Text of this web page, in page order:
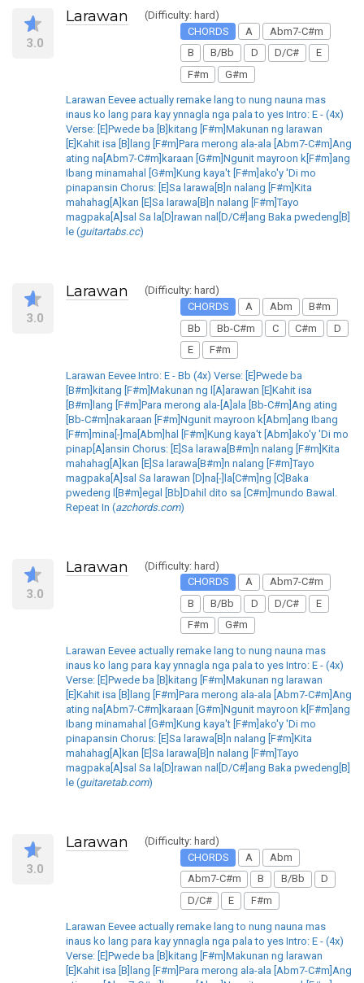
3.0
Larawan
(Difficulty: hard)
CHORDS
A
Abm7-C#m
B
B/Bb D D/C#
E
F#m
G#m
Larawan Eevee actually remake lang to nung nauna mas
inaus ko lang para kay ynnagla nga pala to yes Intro: E - (4x)
Verse: [E]Pwede ba [B]kitang [F#m]Makunan ng larawan
[E]Kahit isa [B]lang [F#m]Para merong ala-ala [Abm7-C#m]Ang
ating na[Abm7-C#m]karaan [G#m]Ngunit mayroon k[F#m]ang
Ibang minamahal [G#m]Kung kaya't [F#m]ako'y 'Di mo
pinapansin Chorus: [E]Sa larawa[B]n nalang [F#m]Kita
mahahag[A]kan [E]Sa larawa[B]n nalang [F#m]Tayo
magpaka[A]sal Sa la[D]rawan nal[D/C#]ang Baka pwedeng[B]
le (guitartabs.cc)
3.0
Larawan
(Difficulty: hard)
CHORDS
A Abm
B#m
Bb
Bb-C#m C C#m
D
E
F#m
Larawan Eevee Intro: E - Bb (4x) Verse: [E]Pwede ba
[B#m]kitang [F#m]Makunan ng l[A]arawan [E]Kahit isa
[B#m]lang [F#m]Para merong ala-[A]ala [Bb-C#m]Ang ating
[Bb-C#m]nakaraan [F#m]Ngunit mayroon k[Abm]ang Ibang
[F#m]mina[-]ma[Abm]hal [F#m]Kung kaya't [Abm]ako'y 'Di mo
pinap[A]ansin Chorus: [E]Sa larawa[B#m]n nalang [F#m]Kita
mahahag[A]kan [E]Sa larawa[B#m]n nalang [F#m]Tayo
magpaka[A]sal Sa larawan [D]na[-]la[C#m]ng [C]Baka
pwedeng l[B#m]egal [Bb]Dahil dito sa [C#m]mundo Bawal.
Repeat In (azchords.com)
3.0
Larawan
(Difficulty: hard)
CHORDS
A
Abm7-C#m
B
B/Bb D D/C#
E
F#m
G#m
Larawan Eevee actually remake lang to nung nauna mas
inaus ko lang para kay ynnagla nga pala to yes Intro: E - (4x)
Verse: [E]Pwede ba [B]kitang [F#m]Makunan ng larawan
[E]Kahit isa [B]lang [F#m]Para merong ala-ala [Abm7-C#m]Ang
ating na[Abm7-C#m]karaan [G#m]Ngunit mayroon k[F#m]ang
Ibang minamahal [G#m]Kung kaya't [F#m]ako'y 'Di mo
pinapansin Chorus: [E]Sa larawa[B]n nalang [F#m]Kita
mahahag[A]kan [E]Sa larawa[B]n nalang [F#m]Tayo
magpaka[A]sal Sa la[D]rawan nal[D/C#]ang Baka pwedeng[B]
le (guitaretab.com)
3.0
Larawan
(Difficulty: hard)
CHORDS
A
Abm
Abm7-C#m
B B/Bb
D
D/C#
E F#m
Larawan Eevee actually remake lang to nung nauna mas
inaus ko lang para kay ynnagla nga pala to yes Intro: E - (4x)
Verse: [E]Pwede ba [B]kitang [F#m]Makunan ng larawan
[E]Kahit isa [B]lang [F#m]Para merong ala-ala [Abm7-C#m]Ang